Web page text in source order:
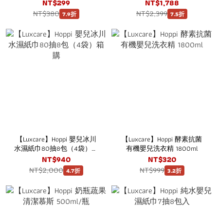
NT$299
NT$380 7.9折
NT$1,788
NT$2,399 7.5折
【Luxcare】Hoppi 嬰兒冰川
水濕紙巾80抽8包（4袋）箱
購
NT$940
NT$2,000 4.7折
【Luxcare】Hoppi 酵素抗菌
有機嬰兒洗衣精 1800ml
NT$320
NT$999 3.2折